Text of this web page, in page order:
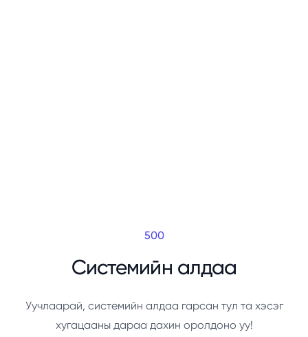
500
Системийн алдаа
Уучлаарай, системийн алдаа гарсан тул та хэсэг
хугацааны дараа дахин оролдоно уу!